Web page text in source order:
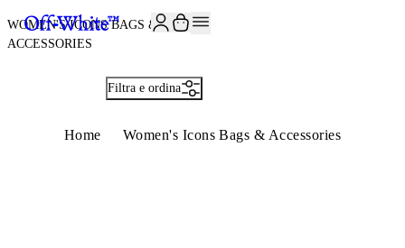
WOMEN'S ICONS BAGS &
ACCESSORIES
Filtra e ordina
Home Women's Icons Bags & Accessories